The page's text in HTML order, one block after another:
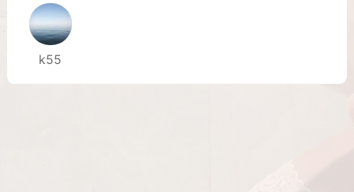
女
k55